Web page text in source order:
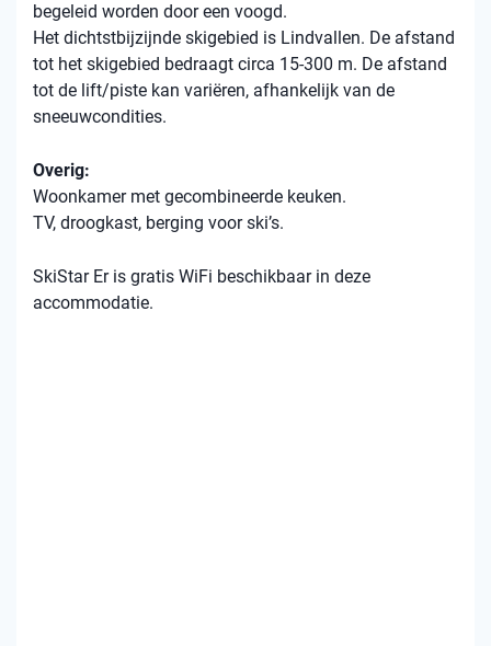
begeleid worden door een voogd.
Het dichtstbijzijnde skigebied is Lindvallen. De afstand
tot het skigebied bedraagt ​​circa 15-300 m. De afstand
tot de lift/piste kan variëren, afhankelijk van de
sneeuwcondities.
Overig:
Woonkamer met gecombineerde keuken.
TV, droogkast, berging voor ski’s.
SkiStar Er is gratis WiFi beschikbaar in deze
accommodatie.